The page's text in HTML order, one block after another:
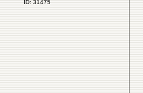
ID: 31475